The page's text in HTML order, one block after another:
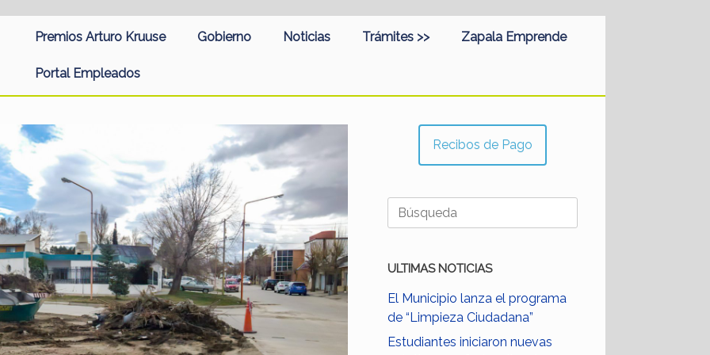
Premios Arturo Kruuse Gobierno Noticias Trámites >> Zapala Emprende
Portal Empleados
Recibos de Pago
Buscar:
ULTIMAS NOTICIAS
El Municipio lanza el programa
de “Limpieza Ciudadana”
Estudiantes iniciaron nuevas